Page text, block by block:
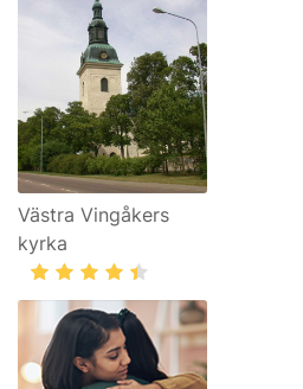
Västra Vingåkers
kyrka